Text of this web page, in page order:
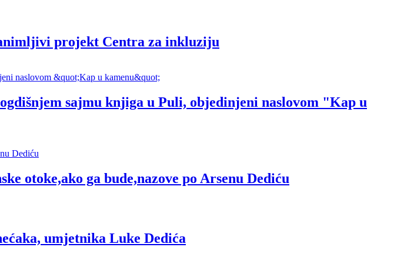
projekt Centra za inkluziju
sajmu knjiga u Puli, objedinjeni naslovom "Kap u
otoke,ako ga bude,nazove po Arsenu Dediću
umjetnika Luke Dedića